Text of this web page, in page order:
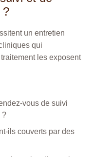
?
un entretien
qui
les exposent
vous de suivi
?
ils couverts par des